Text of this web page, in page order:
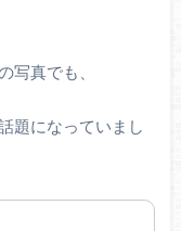
写真でも、
題になっていまし